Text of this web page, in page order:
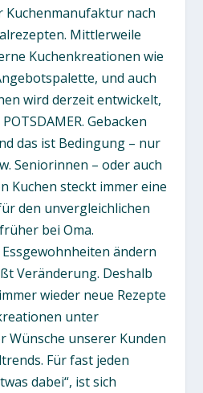
Kuchenmanufaktur nach
Mittlerweile
Kuchenkreationen wie
und auch
wird derzeit entwickelt,
Gebacken
das ist Bedingung – nur
Seniorinnen – oder auch
Kuchen steckt immer eine
den unvergleichlichen
bei Oma.
ändern
Veränderung. Deshalb
wieder neue Rezepte
unter
Wünsche unserer Kunden
Für fast jeden
dabei“, ist sich